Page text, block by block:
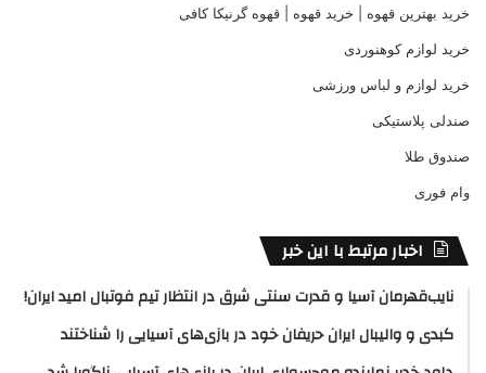
خرید بهترین قهوه | خرید قهوه | قهوه گرنیکا کافی
خرید لوازم کوهنوردی
خرید لوازم و لباس ورزشی
صندلی پلاستیکی
صندوق طلا
وام فوری
اخبار مرتبط با این خبر
نایب‌قهرمان آسیا و قدرت سنتی شرق در انتظار تیم فوتبال امید ایران!
کبدی و والیبال ایران حریفان خود در بازی‌های آسیایی را شناختند